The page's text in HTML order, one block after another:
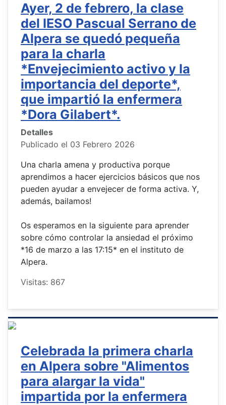
Ayer, 2 de febrero, la clase
del IESO Pascual Serrano de
Alpera se quedó pequeña
para la charla
*Envejecimiento activo y la
importancia del deporte*,
que impartió la enfermera
*Dora Gilabert*.
Detalles
Publicado el 03 Febrero 2026
Una charla amena y productiva porque
aprendimos a hacer ejercicios básicos que nos
pueden ayudar a envejecer de forma activa. Y,
además, bailamos!
Os esperamos en la siguiente para aprender
sobre cómo controlar la ansiedad el próximo
*16 de marzo a las 17:15* en el instituto de
Alpera.
Visitas: 867
Celebrada la primera charla
en Alpera sobre "Alimentos
para alargar la vida"
impartida por la enfermera